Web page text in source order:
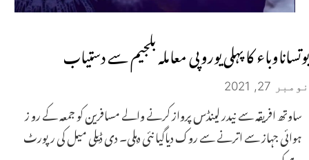
بوتساناوباء کا پہلی یوروپی معاملہ بلجیم سے دستیاب
نومبر 27, 2021
ساوتھ افریقہ سے نیدر لینڈس پرواز کرنے والے مسافرین کو جمعہ کے رو ز
ہوائی جہاز سے اترنے سے روک دیاگیا نئی دہلی۔ دی ڈیلی میل کی رپورٹ